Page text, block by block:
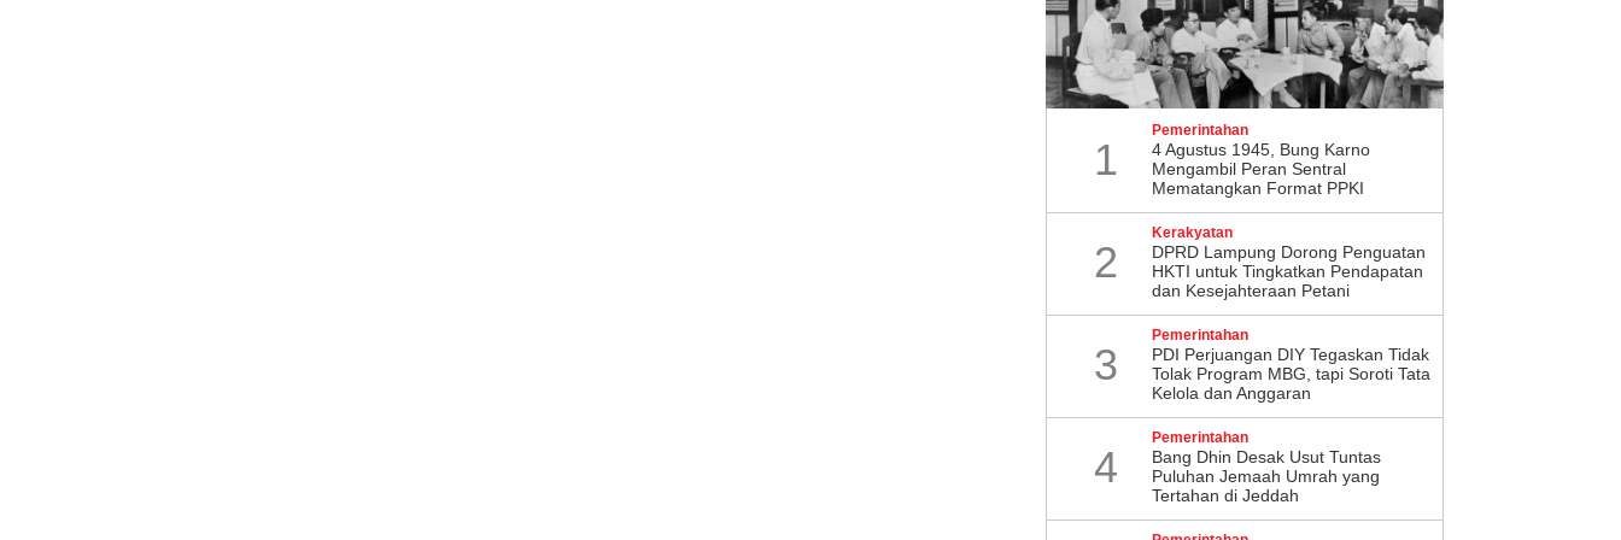
1
Pemerintahan
4 Agustus 1945, Bung Karno
Mengambil Peran Sentral
Mematangkan Format PPKI
2
Kerakyatan
DPRD Lampung Dorong Penguatan
HKTI untuk Tingkatkan Pendapatan
dan Kesejahteraan Petani
3
Pemerintahan
PDI Perjuangan DIY Tegaskan Tidak
Tolak Program MBG, tapi Soroti Tata
Kelola dan Anggaran
4
Pemerintahan
Bang Dhin Desak Usut Tuntas
Puluhan Jemaah Umrah yang
Tertahan di Jeddah